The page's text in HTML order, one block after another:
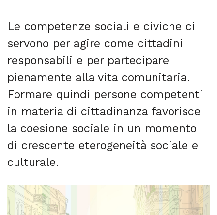
Le competenze sociali e civiche ci
servono per agire come cittadini
responsabili e per partecipare
pienamente alla vita comunitaria.
Formare quindi persone competenti
in materia di cittadinanza favorisce
la coesione sociale in un momento
di crescente eterogeneità sociale e
culturale.